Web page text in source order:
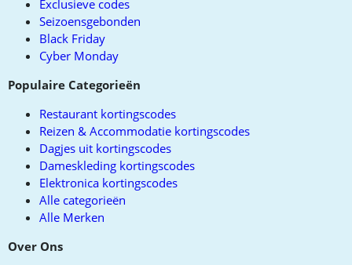
Exclusieve codes
Seizoensgebonden
Black Friday
Cyber Monday
Populaire Categorieën
Restaurant kortingscodes
Reizen & Accommodatie kortingscodes
Dagjes uit kortingscodes
Dameskleding kortingscodes
Elektronica kortingscodes
Alle categorieën
Alle Merken
Over Ons